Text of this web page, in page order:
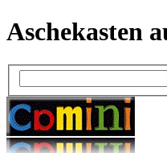
Aschekasten